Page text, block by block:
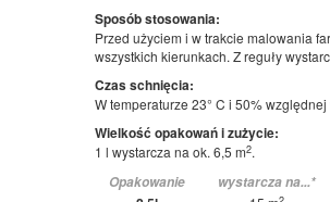
Sposób stosowania:
Przed użyciem i w trakcie malowania
wszystkich kierunkach. Z reguły
Czas schnięcia:
W temperaturze 23° C i 50%
Wielkość opakowań i zużycie:
1 l wystarcza na ok. 6,5 m2.
Opakowanie
wystarcza na...*